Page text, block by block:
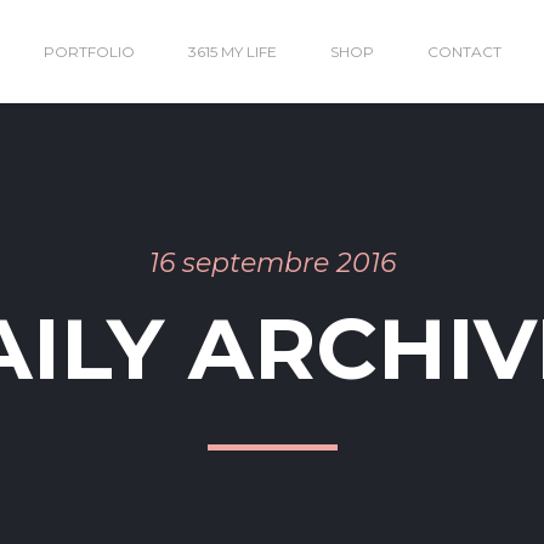
PORTFOLIO 3615 MY LIFE SHOP CONTACT
16 septembre 2016